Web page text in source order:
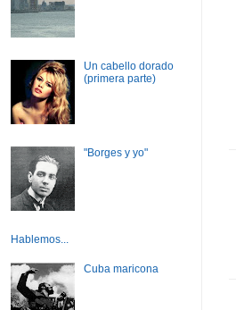
Un cabello dorado
(primera parte)
"Borges y yo"
Hablemos...
Cuba maricona